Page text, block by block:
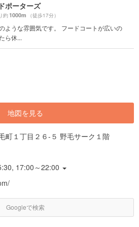
ポーターズ
約1000m （徒歩17分）
ような雰囲気です。 フードコートが広いの
ら休...
地図を見る
町１丁目２６-５ 野毛サーク１階
17:00～22:00
Googleで検索